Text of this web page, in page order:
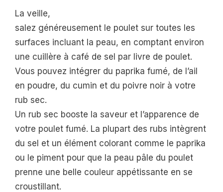
La veille,
salez généreusement le poulet sur toutes les
surfaces incluant la peau, en comptant environ
une cuillère à café de sel par livre de poulet.
Vous pouvez intégrer du paprika fumé, de l’ail
en poudre, du cumin et du poivre noir à votre
rub sec.
Un rub sec booste la saveur et l’apparence de
votre poulet fumé. La plupart des rubs intègrent
du sel et un élément colorant comme le paprika
ou le piment pour que la peau pâle du poulet
prenne une belle couleur appétissante en se
croustillant.